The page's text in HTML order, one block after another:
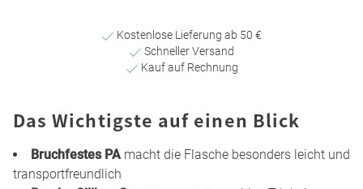
Kostenlose Lieferung ab 50 €
Schneller Versand
Kauf auf Rechnung
Das Wichtigste auf einen Blick
Bruchfestes PAmacht die Flasche besonders leicht und
transportfreundlich